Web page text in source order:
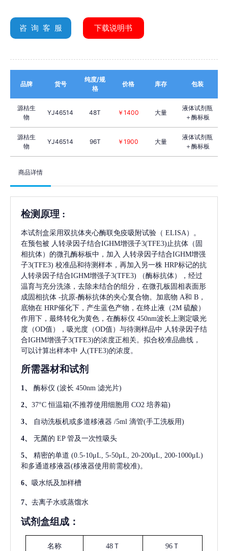
咨 询 客 服 下载说明书
品牌 货号
纯度/规
格
价格 库存 包装
源桔生
物
YJ46514 48T ￥1400 大量
液体试剂瓶
＋酶标板
源桔生
物
YJ46514 96T ￥1900 大量
液体试剂瓶
＋酶标板
商品详情
检测原理 :
本试剂盒采用双抗体夹心酶联免疫吸附试验（ ELISA）。
在预包被 人转录因子结合IGHM增强子3(TFE3)止抗体（固
相抗体）的微孔酶标板中，加入 人转录因子结合IGHM增强
子3(TFE3) 校准品和待测样本，再加入另一株 HRP标记的抗
人转录因子结合IGHM增强子3(TFE3)
（酶标抗体），经过
温育与充分洗涤，去除未结合的组分，在微孔板固相表面形
成固相抗体 -抗原-酶标抗体的夹心复合物。加底物 A和 B，
底物在 HRP催化下，产生蓝色产物，在终止液（2M 硫酸）
作用下，最终转化为黄色，在酶标仪 450nm波长上测定吸光
度（OD值），吸光度（OD值）与待测样品中 人转录因子结
合IGHM增强子3(TFE3)的浓度正相关。拟合校准品曲线，
可以计算出样本中 人(TFE3)的浓度。
所需器材和试剂
1、 酶标仪 (波长 450nm 滤光片)
2、 37°C 恒温箱(不推荐使用细胞用 CO2 培养箱)
3、 自动洗板机或多道移液器 /5ml 滴管(手工洗板用)
4、 无菌的 EP 管及一次性吸头
5、 精密的单道 (0.5-10μL, 5-50μL, 20-200μL, 200-1000μL)
和多通道移液器(移液器使用前需校准)。
6、 吸水纸及加样槽
7、 去离子水或蒸馏水
试剂盒组成：
名称 48Ｔ 96Ｔ